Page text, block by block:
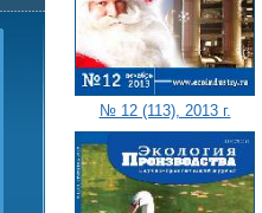
№ 12 (113), 2013 г.